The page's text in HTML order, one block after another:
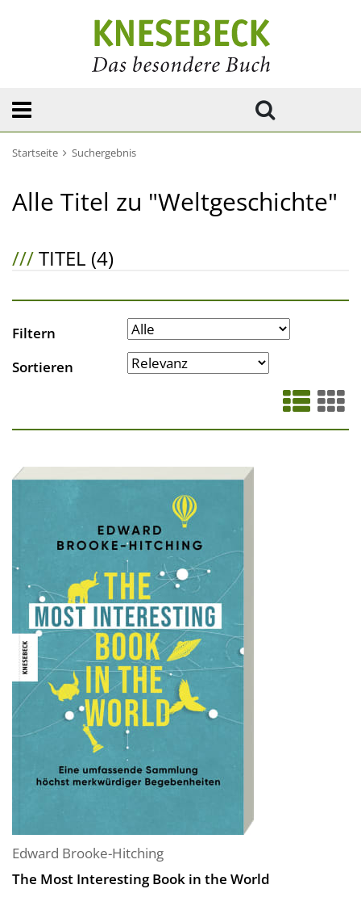
Startseite Suchergebnis
Alle Titel zu "Weltgeschichte"
///TITEL (4)
Filtern
Sortieren
Edward Brooke-Hitching
The Most Interesting Book in the World